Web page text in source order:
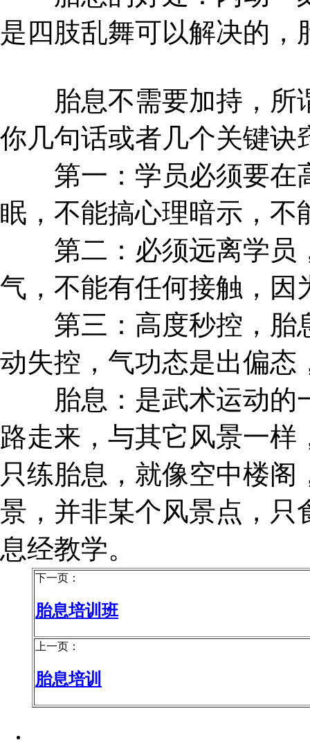
是四肢乱舞可以解决的
胎息不需要加持，所
你几句话或者几个关键诀
第一：学员必须要在
眠，不能搞心理暗示，不
第二：必须远离学员
气，不能有任何接触，因
第三：高度秒控，胎
动失控，气功态是出偏态
胎息：是武术运动的
路走来，与其它风景一
只练胎息，就像空中楼
景，并非某个风景点，只
息经教学。
下一页：
胎息培训班
上一页：
胎息培训